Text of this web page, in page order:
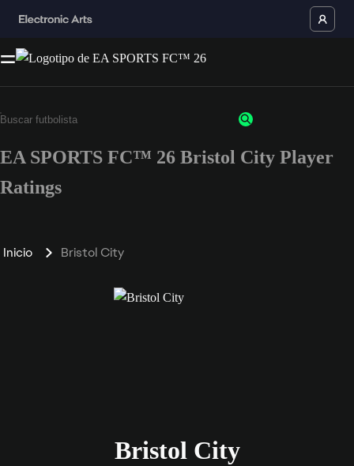
EA SPORTS FC™ 26 Bristol City Player
Ratings
Inicio Bristol City
Bristol City